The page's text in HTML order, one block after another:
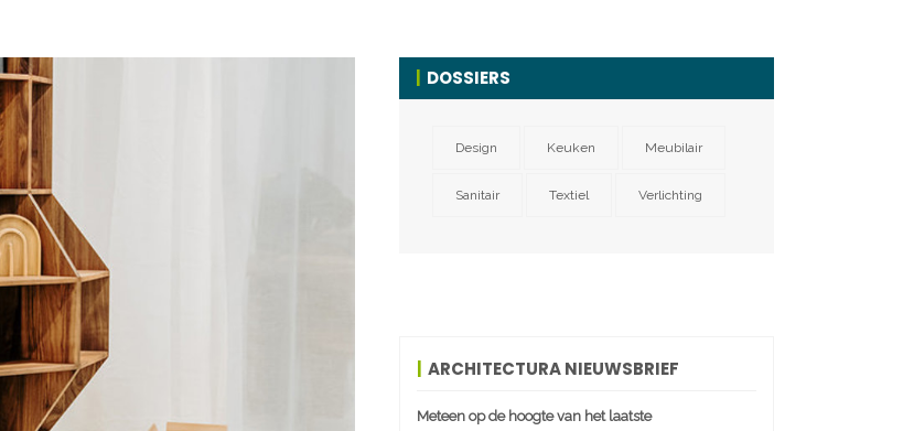
DOSSIERS
Design Keuken Meubilair
Sanitair Textiel Verlichting
ARCHITECTURA NIEUWSBRIEF
Meteen op de hoogte van het laatste